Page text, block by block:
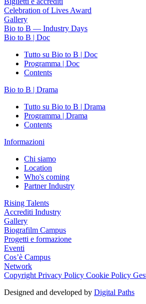
Celebration of Lives Award
Gallery
Bio to B — Industry Days
Bio to B | Doc
Tutto su Bio to B | Doc
Programma | Doc
Contents
Bio to B | Drama
Tutto su Bio to B | Drama
Programma | Drama
Contents
Informazioni
Chi siamo
Location
Who's coming
Partner Industry
Rising Talents
Accrediti Industry
Gallery
Biografilm Campus
Progetti e formazione
Eventi
Cos’è Campus
Network
Copyright Privacy Policy Cookie Policy
Designed and developed by Digital Paths